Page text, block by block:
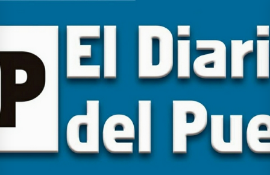
content
EL DIARIO DEL
PUEBLO